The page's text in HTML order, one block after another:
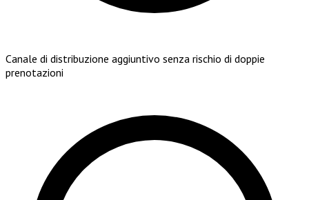
Canale di distribuzione aggiuntivo senza rischio di doppie
prenotazioni